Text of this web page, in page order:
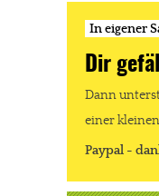
In eigener
Dir
Dann
einer
Paypal -